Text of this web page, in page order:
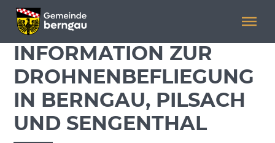
Menü überspringen
Menü überspringen
INFORMATION ZUR
DROHNENBEFLIEGUNG
IN BERNGAU, PILSACH
UND SENGENTHAL